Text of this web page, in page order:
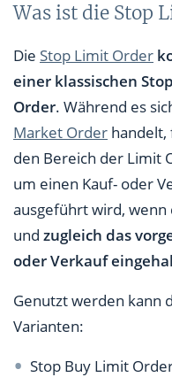
Was ist die Stop
Die Stop Limit Order
einer klassischen
Order. Während es
Market Order handelt,
den Bereich der Limit
um einen Kauf- oder
ausgeführt wird, wenn
und zugleich das
oder Verkauf
Genutzt werden kann
Varianten:
Stop Buy Limit